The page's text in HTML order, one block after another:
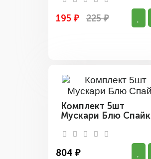
195 ₽ 225 ₽
Комплект 5шт
Мускари Блю Спайк
804 ₽